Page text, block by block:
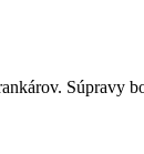
Súpravy